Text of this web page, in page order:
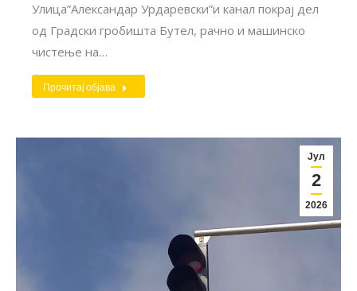
Улица”Александар Урдаревски”и канал покрај дел
од Градски гробишта Бутел, рачно и машинско
чистење на…
Прочитај објава
Јул
2
2026